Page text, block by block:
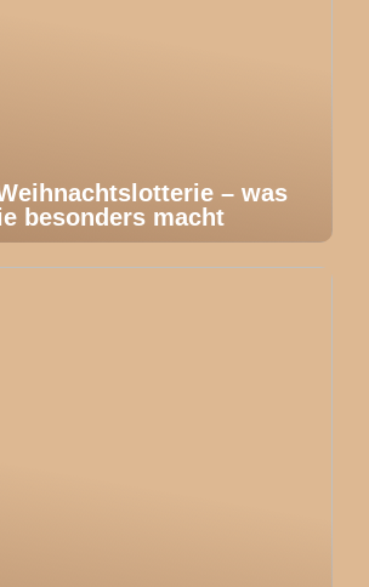
– was
besonders macht